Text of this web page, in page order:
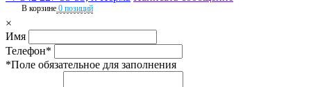
В корзине 0 позиций
×
Имя
Телефон*
*Поле обязательное для заполнения